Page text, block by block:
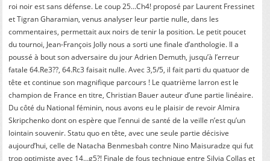
roi noir est sans défense. Le coup 25…Ch4! proposé par Laurent Fressinet
et Tigran Gharamian, venus analyser leur partie nulle, dans les
commentaires, permettait aux noirs de tenir la position. Le petit poucet
du tournoi, Jean-François Jolly nous a sorti une finale d’anthologie. Il a
poussé à bout son adversaire du jour Adrien Demuth, jusqu’à l’erreur
fatale 64.Re3??, 64.Rc3 faisait nulle. Avec 3,5/5, il fait parti du quatuor de
tête et continue son magnifique parcours ! Le quatrième larron est le
champion de France en titre, Christian Bauer auteur d’une partie linéaire.
Du côté du National féminin, nous avons eu le plaisir de revoir Almira
Skripchenko dont on espère que l’ennui de santé de la veille n’est qu’un
lointain souvenir. Statu quo en tête, avec une seule partie décisive
aujourd’hui, celle de Natacha Benmesbah contre Nino Maisuradze qui fut
trop optimiste avec 14…g5?! Finale de fous technique entre Silvia Collas et